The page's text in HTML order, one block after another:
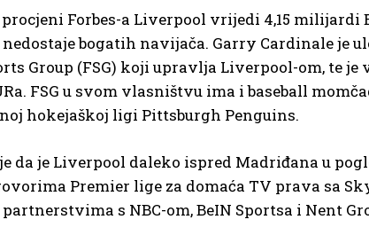
Forbes-a Liverpool vrijedi 4,15
bogatih navijača. Garry Cardinale je
Group (FSG) koji upravlja Liverpool-om, te je
FSG u svom vlasništvu ima i baseball
hokejaškoj ligi Pittsburgh Penguins.
da je Liverpool daleko ispred Madriđana u
Premier lige za domaća TV prava sa
s NBC-om, BeIN Sportsa i Nent